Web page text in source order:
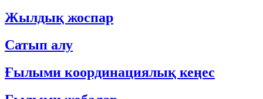
Жылдық жоспар
Сатып алу
Ғылыми координациялық кеңес